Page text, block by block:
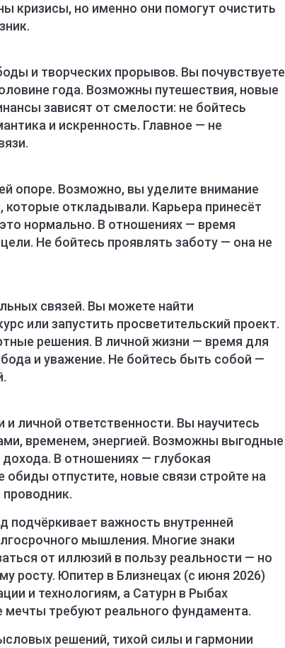
кризисы, но именно они помогут очистить
и творческих прорывов. Вы почувствуете
года. Возможны путешествия, новые
зависят от смелости: не бойтесь
и искренность. Главное — не
опоре. Возможно, вы уделите внимание
откладывали. Карьера принесёт
нормально. В отношениях — время
Не бойтесь проявлять заботу — она не
связей. Вы можете найти
или запустить просветительский проект.
решения. В личной жизни — время для
и уважение. Не бойтесь быть собой —
личной ответственности. Вы научитесь
временем, энергией. Возможны выгодные
В отношениях — глубокая
обиды отпустите, новые связи стройте на
подчёркивает важность внутренней
мышления. Многие знаки
от иллюзий в пользу реальности — но
росту. Юпитер в Близнецах (с июня 2026)
и технологиям, а Сатурн в Рыбах
требуют реального фундамента.
решений, тихой силы и гармонии